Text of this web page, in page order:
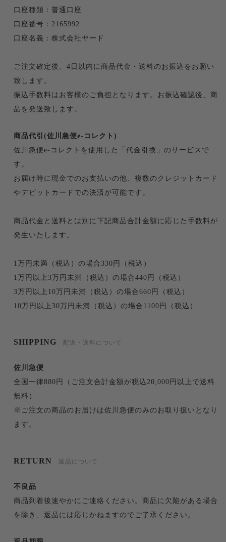
口座種類：普通口座
口座番号：2165992
口座名義：株式会社ヤード
ご注文確定後、4日以内に商品代金・送料のお振込をお願い
致します。
振込手数料はお客様のご負担となります。お振込確認後、商
品を発送致します。
商品代引(佐川急便e-コレクト)
佐川急便e-コレクトを使用した「代金引換」のサービスで
す。
お届け時に現金でのお支払いの他、複数のクレジットカード
やデビットカードでの決済が可能です。
商品代金と送料とは別に下記商品合計金額に応じた手数料が
発生いたします。
1万円未満（税込）の場合330円（税込）
1万円以上3万円未満（税込）の場合440円（税込）
3万円以上10万円未満（税込）の場合660円（税込）
10万円以上30万円未満（税込）の場合1100円（税込）
SHIPPING 配送・送料について
佐川急便
全国一律880円（ご注文合計金額が税込20,000円以上で送料
無料）
※ご注文の商品のお届けは佐川急便のみのお取り扱いとなり
ます。
RETURN 返品について
不良品
商品到着後速やかにご連絡ください。商品に欠陥がある場合
を除き、返品には応じかねますのでご了承ください。